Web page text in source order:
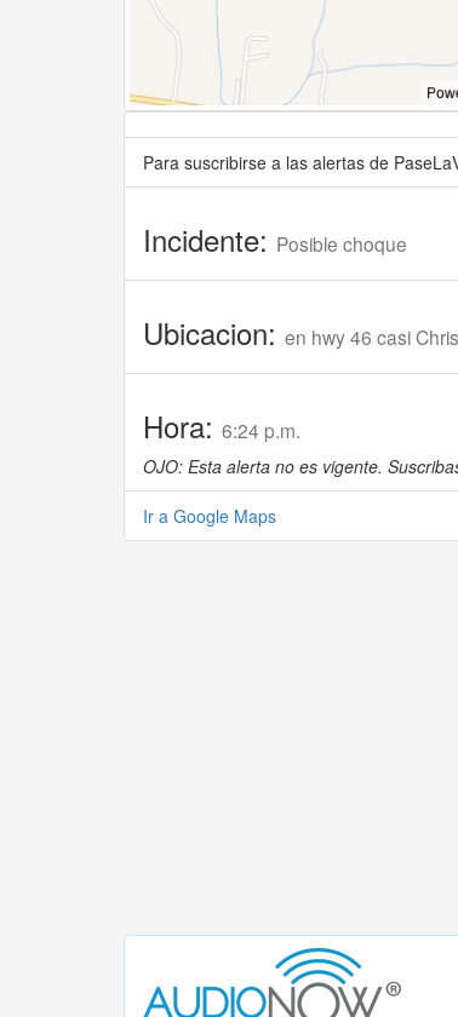
Para suscribirse a las alertas de
Incidente: Posible choque
Ubicacion: en hwy 46 casi
Hora: 6:24 p.m.
OJO: Esta alerta no es vigente.
Ir a Google Maps